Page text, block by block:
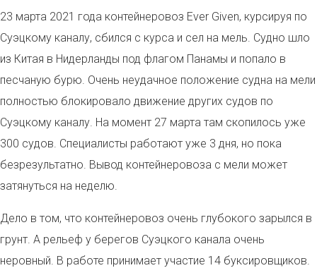
23 марта 2021 года контейнеровоз Ever Given, курсируя по
Суэцкому каналу, сбился с курса и сел на мель. Судно шло
из Китая в Нидерланды под флагом Панамы и попало в
песчаную бурю. Очень неудачное положение судна на мели
полностью блокировало движение других судов по
Суэцкому каналу. На момент 27 марта там скопилось уже
300 судов. Специалисты работают уже 3 дня, но пока
безрезультатно. Вывод контейнеровоза с мели может
затянуться на неделю.
Дело в том, что контейнеровоз очень глубокого зарылся в
грунт. А рельеф у берегов Суэцкого канала очень
неровный. В работе принимает участие 14 буксировщиков.